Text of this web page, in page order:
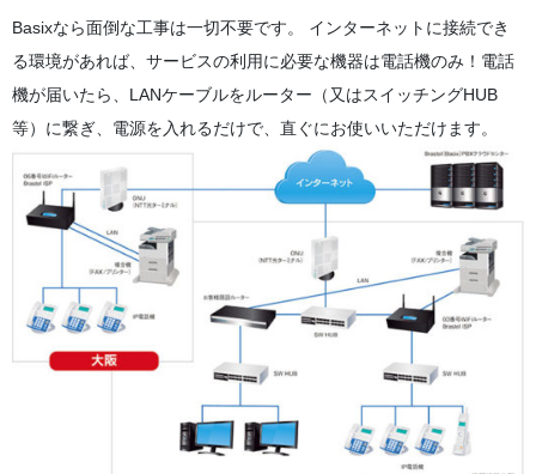
Basixなら面倒な工事は一切不要です。 インターネットに接続でき
る環境があれば、サービスの利用に必要な機器は電話機のみ！電話
機が届いたら、LANケーブルをルーター（又はスイッチングHUB
等）に繋ぎ、電源を入れるだけで、直ぐにお使いいただけます。